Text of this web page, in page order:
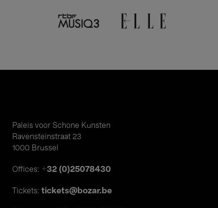
Paleis voor Schone Kunsten
Ravensteinstraat 23
1000 Brussel
Offices: +32 (0)25078430
Tickets: tickets@bozar.be